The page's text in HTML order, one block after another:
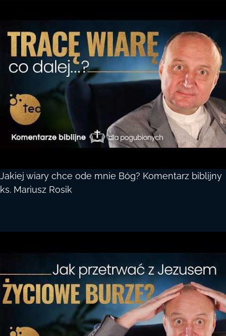
Jakiej wiary chce ode mnie Bóg? Komentarz biblijny
ks. Mariusz Rosik